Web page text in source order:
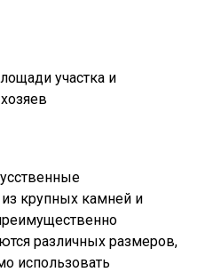
участка и
крупных камней и
различных размеров,
использовать